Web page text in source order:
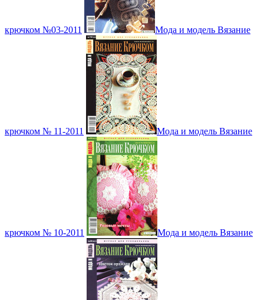
крючком №03-2011 Мода и модель Вязание
крючком № 11-2011 Мода и модель Вязание
крючком № 10-2011 Мода и модель Вязание